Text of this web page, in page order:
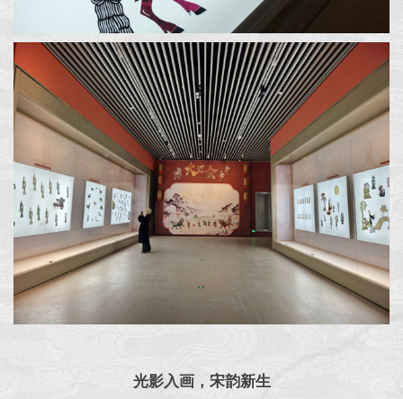
光影入画，宋韵新生